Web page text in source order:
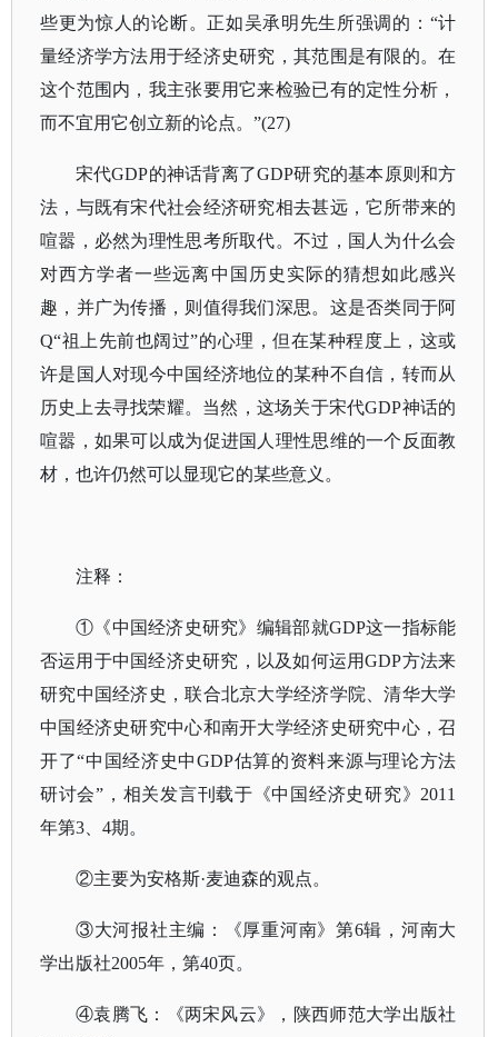
些更为惊人的论断。正如吴承明先生所强调的：“计
量经济学方法用于经济史研究，其范围是有限的。在
这个范围内，我主张要用它来检验已有的定性分析，
而不宜用它创立新的论点。”(27)
宋代GDP的神话背离了GDP研究的基本原则和方
法，与既有宋代社会经济研究相去甚远，它所带来的
喧嚣，必然为理性思考所取代。不过，国人为什么会
对西方学者一些远离中国历史实际的猜想如此感兴
趣，并广为传播，则值得我们深思。这是否类同于阿
Q“祖上先前也阔过”的心理，但在某种程度上，这或
许是国人对现今中国经济地位的某种不自信，转而从
历史上去寻找荣耀。当然，这场关于宋代GDP神话的
喧嚣，如果可以成为促进国人理性思维的一个反面教
材，也许仍然可以显现它的某些意义。
注释：
①《中国经济史研究》编辑部就GDP这一指标能
否运用于中国经济史研究，以及如何运用GDP方法来
研究中国经济史，联合北京大学经济学院、清华大学
中国经济史研究中心和南开大学经济史研究中心，召
开了“中国经济史中GDP估算的资料来源与理论方法
研讨会”，相关发言刊载于《中国经济史研究》2011
年第3、4期。
②主要为安格斯·麦迪森的观点。
③大河报社主编：《厚重河南》第6辑，河南大
学出版社2005年，第40页。
④袁腾飞：《两宋风云》，陕西师范大学出版社